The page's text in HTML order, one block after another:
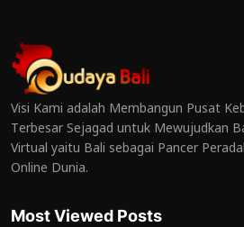
Visi Kami adalah Membangun Pusat
Terbesar Sejagad untuk Mewujudkan
Virtual yaitu Bali sebagai Pancer
Online Dunia.
Most Viewed Posts